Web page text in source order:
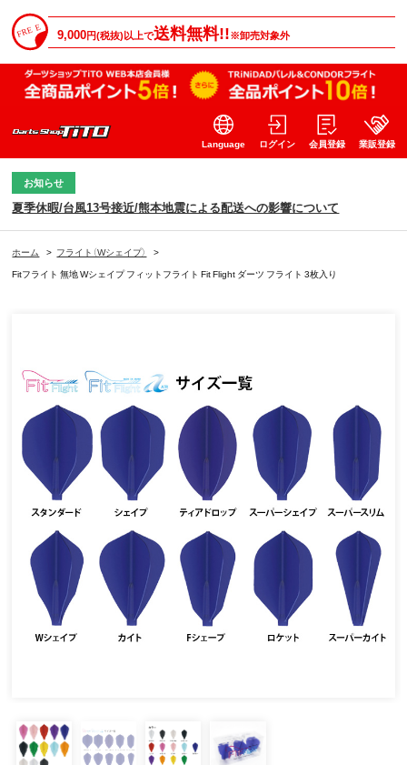
9,000円(税抜)以上で送料無料!!※卸売対象外
Language ログイン 会員登録 業販登録
お知らせ
夏季休暇/台風13号接近/熊本地震による配送への影響について
ホーム > フライト（Wシェイプ）
>
Fitフライト 無地 Wシェイプ フィットフライト Fit Flight ダーツ フライト 3枚入り